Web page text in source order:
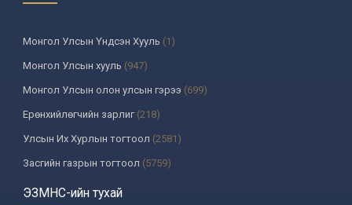
Монгол Улсын Үндсэн Хууль (1)
Монгол Улсын хууль (947)
Монгол Улсын олон улсын гэрээ (699)
Ерөнхийлөгчийн зарлиг(218)
Улсын Их Хурлын тогтоол (2581)
Засгийн газрын тогтоол (5759)
Үндсэн хуулийн цэцийн шийдвэр
ЭЗМНС-ийн тухай